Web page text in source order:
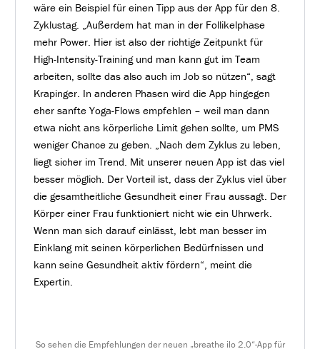
wäre ein Beispiel für einen Tipp aus der App für den 8.
Zyklustag. „Außerdem hat man in der Follikelphase
mehr Power. Hier ist also der richtige Zeitpunkt für
High-Intensity-Training und man kann gut im Team
arbeiten, sollte das also auch im Job so nützen“, sagt
Krapinger. In anderen Phasen wird die App hingegen
eher sanfte Yoga-Flows empfehlen – weil man dann
etwa nicht ans körperliche Limit gehen sollte, um PMS
weniger Chance zu geben. „Nach dem Zyklus zu leben,
liegt sicher im Trend. Mit unserer neuen App ist das viel
besser möglich. Der Vorteil ist, dass der Zyklus viel über
die gesamtheitliche Gesundheit einer Frau aussagt. Der
Körper einer Frau funktioniert nicht wie ein Uhrwerk.
Wenn man sich darauf einlässt, lebt man besser im
Einklang mit seinen körperlichen Bedürfnissen und
kann seine Gesundheit aktiv fördern“, meint die
Expertin.
So sehen die Empfehlungen der neuen „breathe ilo 2.0“-App für